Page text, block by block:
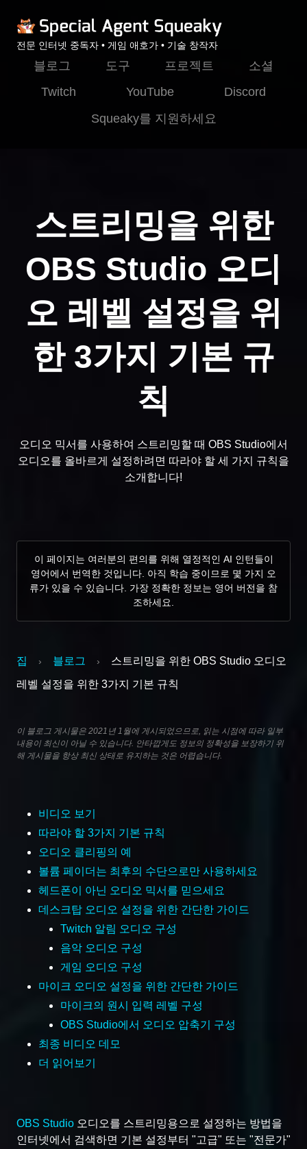
전문 인터넷 중독자 • 게임 애호가 • 기술 창작자
블로그 도구 프로젝트
소셜
Twitch
YouTube
Discord
Squeaky를 지원하세요
스트리밍을 위한
OBS Studio 오디
오 레벨 설정을 위
한 3가지 기본 규
칙
오디오 믹서를 사용하여 스트리밍할 때 OBS Studio에서
오디오를 올바르게 설정하려면 따라야 할 세 가지 규칙을
소개합니다!
이 페이지는 여러분의 편의를 위해 열정적인 AI 인턴들이
영어에서 번역한 것입니다. 아직 학습 중이므로 몇 가지 오
류가 있을 수 있습니다. 가장 정확한 정보는 영어 버전을 참
조하세요.
집 › 블로그 ›
스트리밍을 위한 OBS Studio 오디오
레벨 설정을 위한 3가지 기본 규칙
이 블로그 게시물은 2021년 1월에 게시되었으므로, 읽는 시점에 따라 일부
내용이 최신이 아닐 수 있습니다. 안타깝게도 정보의 정확성을 보장하기 위
해 게시물을 항상 최신 상태로 유지하는 것은 어렵습니다.
비디오 보기
따라야 할 3가지 기본 규칙
오디오 클리핑의 예
볼륨 페이더는 최후의 수단으로만 사용하세요
헤드폰이 아닌 오디오 믹서를 믿으세요
데스크탑 오디오 설정을 위한 간단한 가이드
Twitch 알림 오디오 구성
음악 오디오 구성
게임 오디오 구성
마이크 오디오 설정을 위한 간단한 가이드
마이크의 원시 입력 레벨 구성
OBS Studio에서 오디오 압축기 구성
최종 비디오 데모
더 읽어보기
OBS Studio 오디오를 스트리밍용으로 설정하는 방법을
인터넷에서 검색하면 기본 설정부터 "고급" 또는 "전문가"